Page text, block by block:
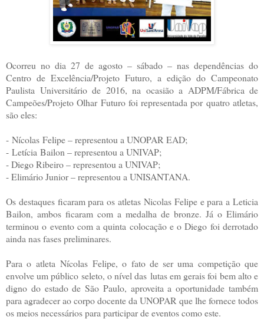
Ocorreu no dia 27 de agosto – sábado – nas dependências do
Centro de Excelência/Projeto Futuro, a edição do Campeonato
Paulista Universitário de 2016, na ocasião a ADPM/Fábrica de
Campeões/Projeto Olhar Futuro foi representada por quatro atletas,
são eles:
- Nícolas Felipe – representou a UNOPAR EAD;
- Letícia Bailon – representou a UNIVAP;
- Diego Ribeiro – representou a UNIVAP;
- Elimário Junior – representou a UNISANTANA.
Os destaques ficaram para os atletas Nicolas Felipe e para a Leticia
Bailon, ambos ficaram com a medalha de bronze. Já o Elimário
terminou o evento com a quinta colocação e o Diego foi derrotado
ainda nas fases preliminares.
Para o atleta Nícolas Felipe, o fato de ser uma competição que
envolve um público seleto, o nível das lutas em gerais foi bem alto e
digno do estado de São Paulo, aproveita a oportunidade também
para agradecer ao corpo docente da UNOPAR que lhe fornece todos
os meios necessários para participar de eventos como este.